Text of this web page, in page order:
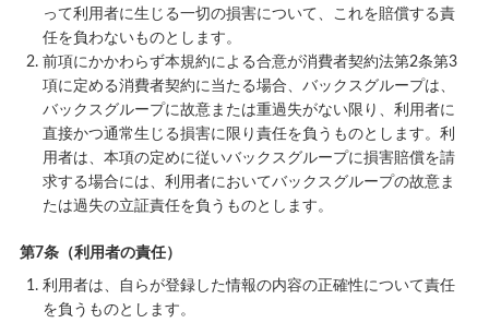
って利用者に生じる一切の損害について、これを賠償する責
任を負わないものとします。
前項にかかわらず本規約による合意が消費者契約法第2条第3
項に定める消費者契約に当たる場合、バックスグループは、
バックスグループに故意または重過失がない限り、利用者に
直接かつ通常生じる損害に限り責任を負うものとします。利
用者は、本項の定めに従いバックスグループに損害賠償を請
求する場合には、利用者においてバックスグループの故意ま
たは過失の立証責任を負うものとします。
第7条（利用者の責任）
利用者は、自らが登録した情報の内容の正確性について責任
を負うものとします。